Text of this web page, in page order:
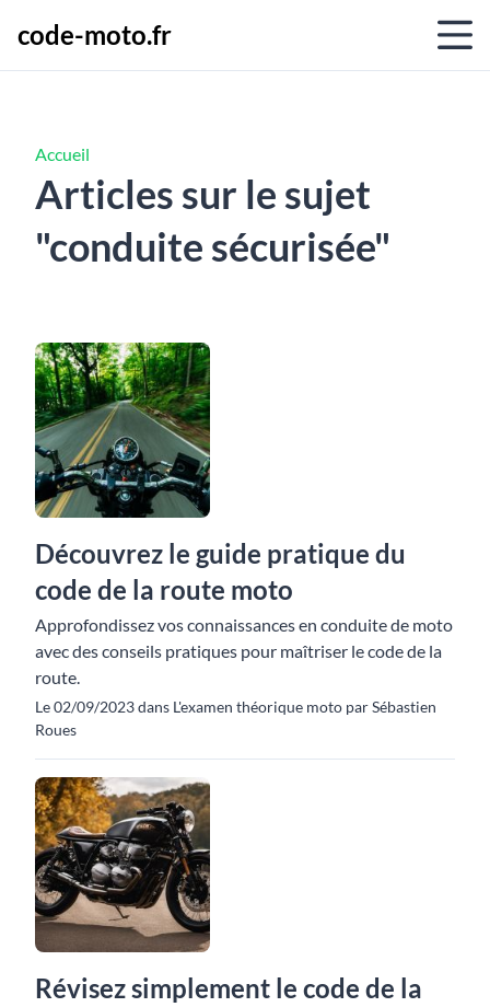
code-moto.fr
Accueil
Articles sur le sujet
"conduite sécurisée"
Découvrez le guide pratique du
code de la route moto
Approfondissez vos connaissances en conduite de moto
avec des conseils pratiques pour maîtriser le code de la
route.
Le 02/09/2023 dans L'examen théorique moto par Sébastien
Roues
Révisez simplement le code de la